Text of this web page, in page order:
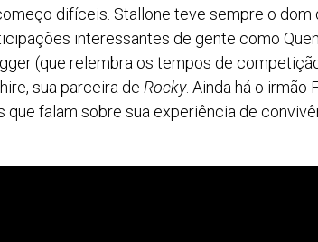
difíceis. Stallone teve sempre o dom
interessantes de gente como
(que relembra os tempos de
sua parceira de Rocky. Ainda há o irmão
que falam sobre sua experiência de